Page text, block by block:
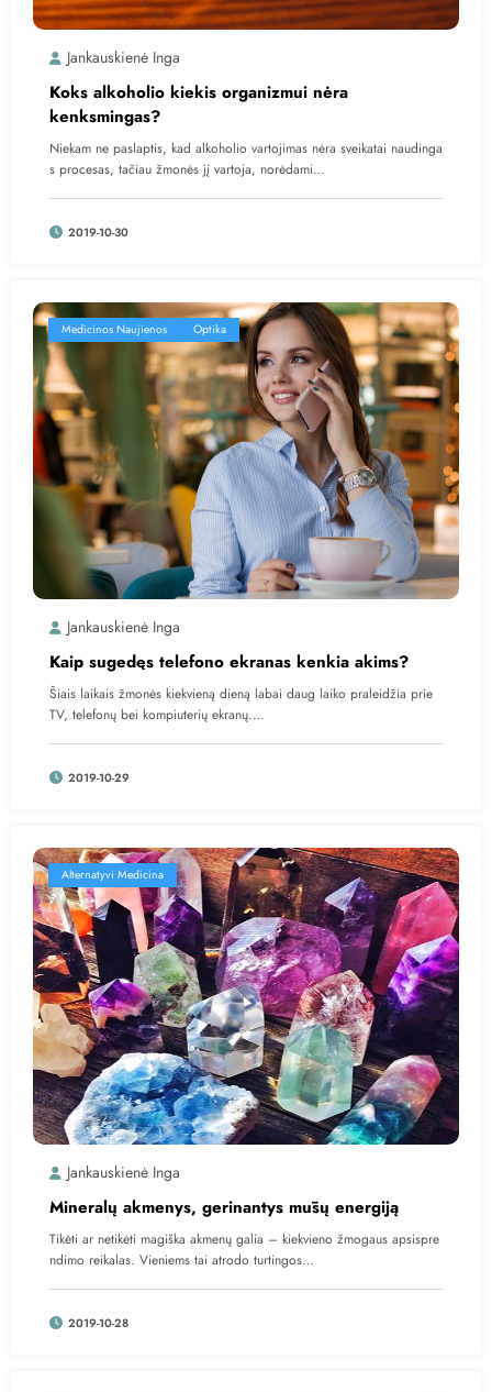
Jankauskienė Inga
Koks alkoholio kiekis organizmui nėra
kenksmingas?
Niekam ne paslaptis, kad alkoholio vartojimas nėra sveikatai naudinga
s procesas, tačiau žmonės jį vartoja, norėdami…
2019-10-30
Medicinos Naujienos Optika
Jankauskienė Inga
Kaip sugedęs telefono ekranas kenkia akims?
Šiais laikais žmonės kiekvieną dieną labai daug laiko praleidžia prie
TV, telefonų bei kompiuterių ekranų.…
2019-10-29
Alternatyvi Medicina
Jankauskienė Inga
Mineralų akmenys, gerinantys mūsų energiją
Tikėti ar netikėti magiška akmenų galia – kiekvieno žmogaus apsispre
ndimo reikalas. Vieniems tai atrodo turtingos…
2019-10-28